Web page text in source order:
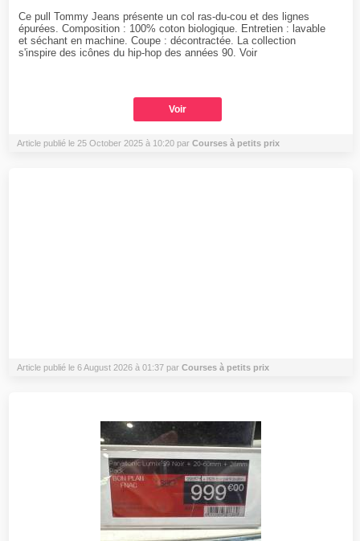
Ce pull Tommy Jeans présente un col ras-du-cou et des lignes
épurées. Composition : 100% coton biologique. Entretien : lavable
et séchant en machine. Coupe : décontractée. La collection
s'inspire des icônes du hip-hop des années 90. Voir
Voir
Article publié le 25 October 2025 à 10:20 par Courses à petits prix
Article publié le 6 August 2026 à 01:37 par Courses à petits prix